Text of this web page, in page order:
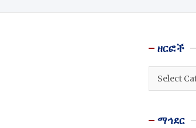
ዘርፎች
ዘርፎች
ማኅደር